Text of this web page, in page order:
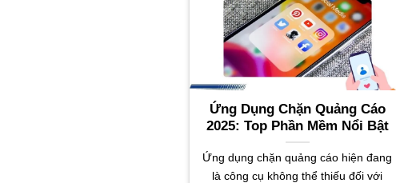
Ứng Dụng Chặn Quảng Cáo
2025: Top Phần Mềm Nổi Bật
Ứng dụng chặn quảng cáo hiện đang
là công cụ không thể thiếu đối với